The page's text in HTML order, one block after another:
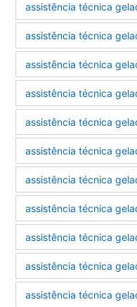
assistência técnica
assistência técnica
assistência técnica
assistência técnica
assistência técnica
assistência técnica
assistência técnica
assistência técnica
assistência técnica
assistência técnica
assistência técnica